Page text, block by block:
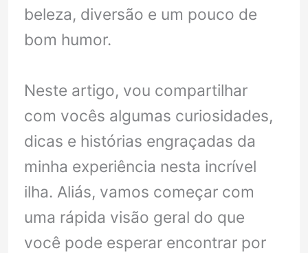
beleza, diversão e um pouco de
bom humor.
Neste artigo, vou compartilhar
com vocês algumas curiosidades,
dicas e histórias engraçadas da
minha experiência nesta incrível
ilha. Aliás, vamos começar com
uma rápida visão geral do que
você pode esperar encontrar por